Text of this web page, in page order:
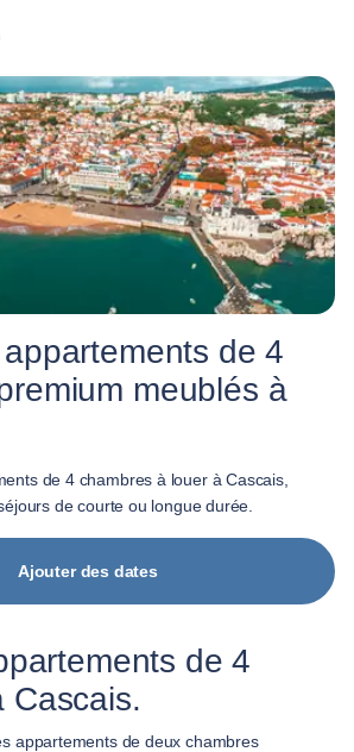
de 4
meublés à
de 4 chambres à louer à Cascais,
de courte ou longue durée.
Ajouter des dates
de 4
Cascais.
appartements de deux chambres